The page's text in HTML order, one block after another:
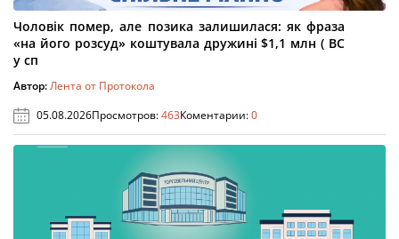
Чоловік помер, але позика залишилася: як фраза
«на його розсуд» коштувала дружині $1,1 млн ( ВС
у сп
Автор:Лента от Протокола
05.08.2026Просмотров:463Коментарии:0